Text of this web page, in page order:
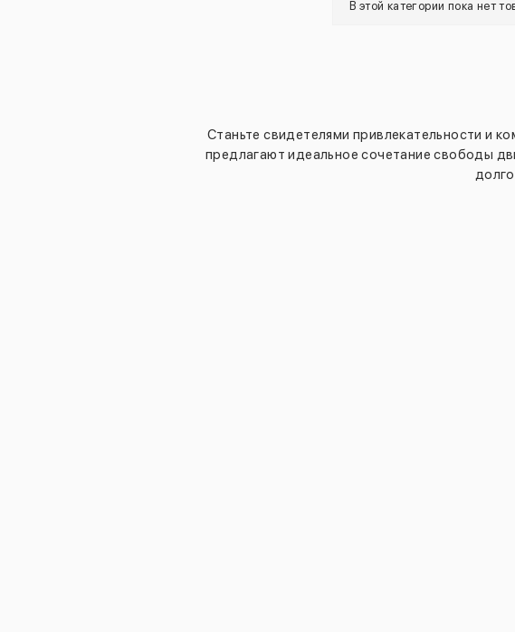
В этой категории пока нет
Станьте свидетелями привлекательности и
предлагают идеальное сочетание свободы